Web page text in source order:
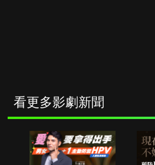
看更多影劇新聞